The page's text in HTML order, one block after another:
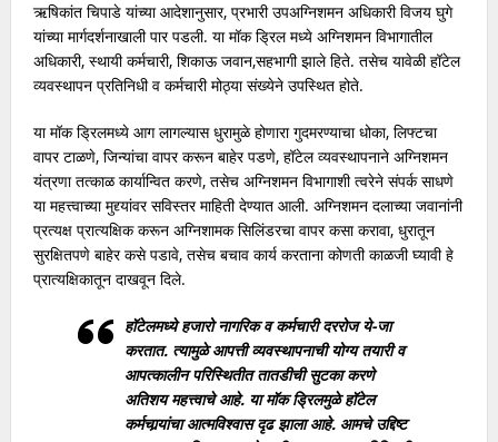
ऋषिकांत चिपाडे यांच्या आदेशानुसार, प्रभारी उपअग्निशमन अधिकारी विजय घुगे
यांच्या मार्गदर्शनाखाली पार पडली. या मॉक ड्रिल मध्ये अग्निशमन विभागातील
अधिकारी, स्थायी कर्मचारी, शिकाऊ जवान,सहभागी झाले हिते. तसेच यावेळी हॉटेल
व्यवस्थापन प्रतिनिधी व कर्मचारी मोठ्या संख्येने उपस्थित होते.
या मॉक ड्रिलमध्ये आग लागल्यास धुरामुळे होणारा गुदमरण्याचा धोका, लिफ्टचा
वापर टाळणे, जिन्यांचा वापर करून बाहेर पडणे, हॉटेल व्यवस्थापनाने अग्निशमन
यंत्रणा तत्काळ कार्यान्वित करणे, तसेच अग्निशमन विभागाशी त्वरेने संपर्क साधणे
या महत्त्वाच्या मुद्द्यांवर सविस्तर माहिती देण्यात आली. अग्निशमन दलाच्या जवानांनी
प्रत्यक्ष प्रात्यक्षिक करून अग्निशामक सिलिंडरचा वापर कसा करावा, धुरातून
सुरक्षितपणे बाहेर कसे पडावे, तसेच बचाव कार्य करताना कोणती काळजी घ्यावी हे
प्रात्यक्षिकातून दाखवून दिले.
हॉटेलमध्ये हजारो नागरिक व कर्मचारी दररोज ये-जा
करतात. त्यामुळे आपत्ती व्यवस्थापनाची योग्य तयारी व
आपत्कालीन परिस्थितीत तातडीची सुटका करणे
अतिशय महत्त्वाचे आहे. या मॉक ड्रिलमुळे हॉटेल
कर्मचार्‍यांचा आत्मविश्वास दृढ झाला आहे. आमचे उद्दिष्ट